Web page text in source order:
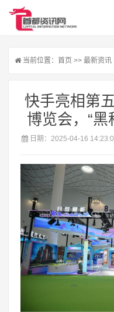
当前位置： 首页 >> 最新资讯
快手亮相第
博览会，“黑
日期：2025-04-16